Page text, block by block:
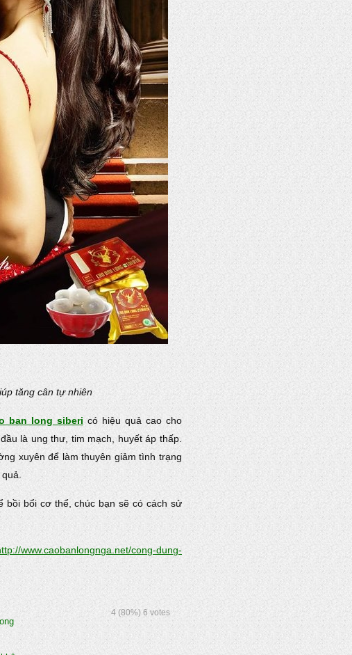
tăng cân tự nhiên
ban long siberi có hiệu quả cao cho
là ung thư, tim mạch, huyết áp thấp.
xuyên để làm thuyên giảm tình trạng
bồi bổi cơ thể, chúc bạn sẽ có cách sử
www.caobanlongnga.net/cong-dung-
4(80%) 6 votes